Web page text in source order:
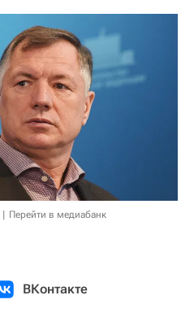
Перейти в медиабанк
ВКонтакте